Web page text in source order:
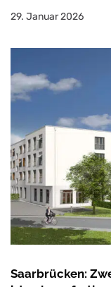
29. Januar 2026
Saarbrücken: